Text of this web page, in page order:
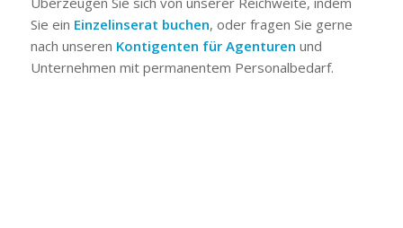
Sie ein Einzelinserat buchen, oder fragen Sie gerne
nach unseren Kontigenten für Agenturen und
Unternehmen mit permanentem Personalbedarf.